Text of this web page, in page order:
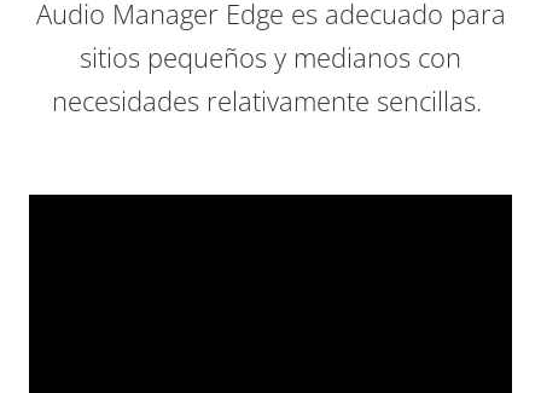
Audio Manager Edge es adecuado para
sitios pequeños y medianos con
necesidades relativamente sencillas.